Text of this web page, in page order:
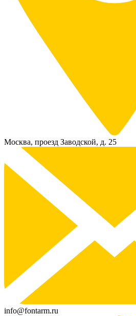
Москва, проезд Заводской, д. 25
info@fontarm.ru